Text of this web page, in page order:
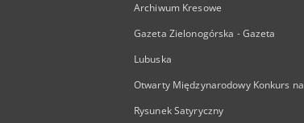
Archiwum Kresowe
Gazeta Zielonogórska - Gazeta
Lubuska
Otwarty Międzynarodowy Konkurs na
Rysunek Satyryczny